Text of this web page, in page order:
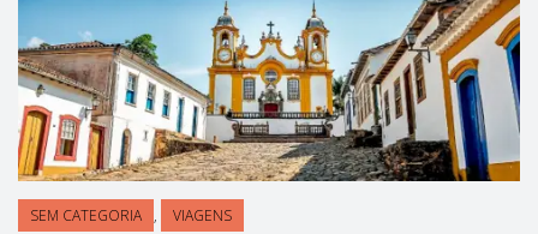
SEM CATEGORIA , VIAGENS